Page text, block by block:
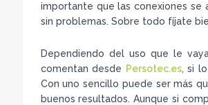
importante que las conexiones
sin problemas. Sobre todo fíjate
Dependiendo del uso que le
comentan desde Persotec.es, si
Con uno sencillo puede ser más
buenos resultados. Aunque si